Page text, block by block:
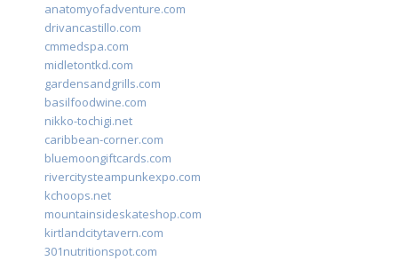
anatomyofadventure.com
drivancastillo.com
cmmedspa.com
midletontkd.com
gardensandgrills.com
basilfoodwine.com
nikko-tochigi.net
caribbean-corner.com
bluemoongiftcards.com
rivercitysteampunkexpo.com
kchoops.net
mountainsideskateshop.com
kirtlandcitytavern.com
301nutritionspot.com